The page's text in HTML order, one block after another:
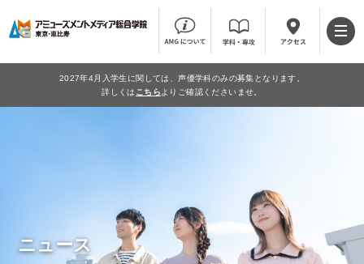
2027年4月入学生に関しては、声優学科のみの募集となります。
詳しくは こちら よりご確認くださいませ。
ニュース